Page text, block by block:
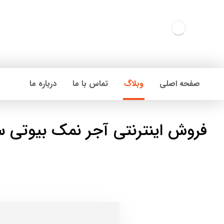
صفحه اصلی وبلاگ تماس با ما درباره ما
فروش اینترنتی آجر نمک